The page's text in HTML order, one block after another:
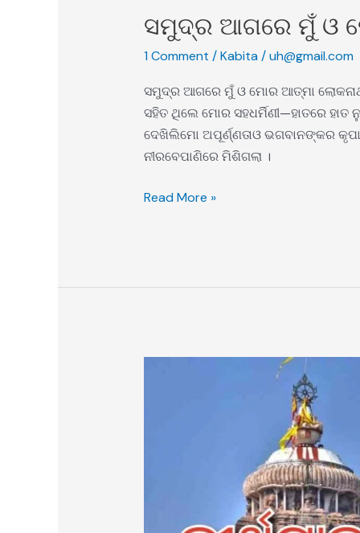
ସମୁଦ୍ର ଆଗରେ ମୁଁ ଓ
1 Comment /Kabita /uh@gmail.com
ସମୁଦ୍ର ଆଗରେ ମୁଁ ଓ ମୋର ଆତ୍ମା
ସହିତ ଥିଲେ ମୋର ସହଧର୍ମିଣୀ—ହାତରେ
ଦେଖିଲିମୋ ଅପୂର୍ଣ୍ଣତାଓ ଭଗବାନଙ୍କର
ନୀରବେପାଣିରେ ମିଶିଗଲା ।
Read More »